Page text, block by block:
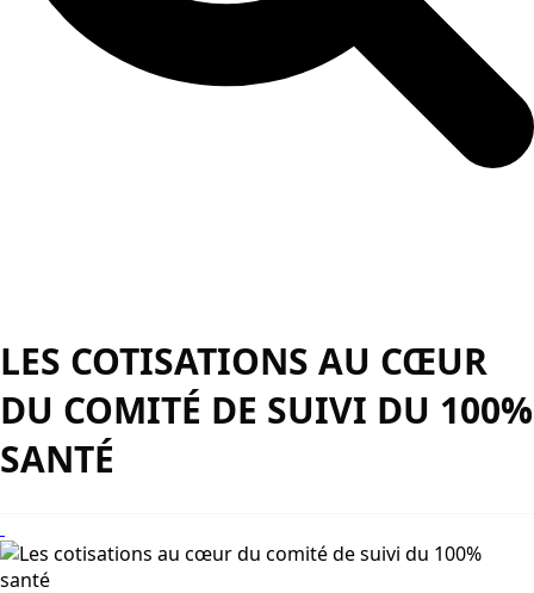
LES COTISATIONS AU CŒUR
DU COMITÉ DE SUIVI DU 100%
SANTÉ